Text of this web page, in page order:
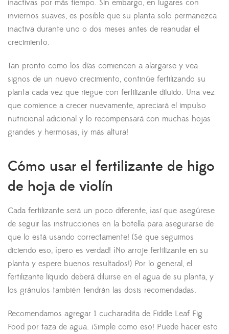
inactivas por más tiempo. Sin embargo, en lugares con
inviernos suaves, es posible que su planta solo permanezca
inactiva durante uno o dos meses antes de reanudar el
crecimiento.
Tan pronto como los días comiencen a alargarse y vea
signos de un nuevo crecimiento, continúe fertilizando su
planta cada vez que riegue con fertilizante diluido. Una vez
que comience a crecer nuevamente, apreciará el impulso
nutricional adicional y lo recompensará con muchas hojas
grandes y hermosas, ¡y más altura!
Cómo usar el fertilizante de higo
de hoja de violín
Cada fertilizante será un poco diferente, ¡así que asegúrese
de seguir las instrucciones en la botella para asegurarse de
que lo está usando correctamente! (Sé que seguimos
diciendo eso, ¡pero es verdad! ¡No arroje fertilizante en su
planta y espere buenos resultados!) Por lo general, el
fertilizante líquido deberá diluirse en el agua de su planta, y
los gránulos también tendrán las dosis recomendadas.
Recomendamos agregar 1 cucharadita de Fiddle Leaf Fig
Food por taza de agua. ¡Simple como eso! Puede hacer esto